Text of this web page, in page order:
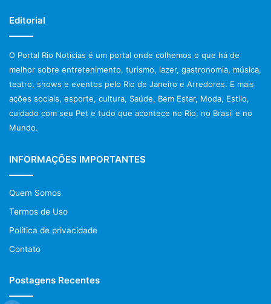
Editorial
O Portal Rio Notícias é um portal onde colhemos o que há de
melhor sobre entretenimento, turismo, lazer, gastronomia, música,
teatro, shows e eventos pelo Rio de Janeiro e Arredores. E mais
ações sociais, esporte, cultura, Saúde, Bem Estar, Moda, Estilo,
cuidado com seu Pet e tudo que acontece no Rio, no Brasil e no
Mundo.
INFORMAÇÕES IMPORTANTES
Quem Somos
Termos de Uso
Política de privacidade
Contato
Postagens Recentes